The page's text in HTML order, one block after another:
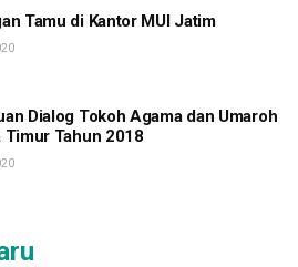
Tamu di Kantor MUI Jatim
Dialog Tokoh Agama dan Umaroh
Timur Tahun 2018